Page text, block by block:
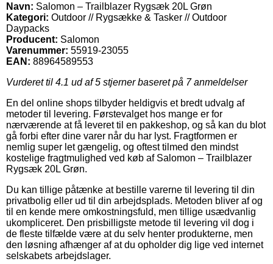
Navn: Salomon – Trailblazer Rygsæk 20L Grøn
Kategori: Outdoor // Rygsække & Tasker // Outdoor
Daypacks
Producent: Salomon
Varenummer: 55919-23055
EAN: 88964589553
Vurderet til 4.1 ud af 5 stjerner baseret på 7anmeldelser
En del online shops tilbyder heldigvis et bredt udvalg af
metoder til levering. Førstevalget hos mange er for
nærværende at få leveret til en pakkeshop, og så kan du blot
gå forbi efter dine varer når du har lyst. Fragtformen er
nemlig super let gængelig, og oftest tilmed den mindst
kostelige fragtmulighed ved køb af Salomon – Trailblazer
Rygsæk 20L Grøn.
Du kan tillige påtænke at bestille varerne til levering til din
privatbolig eller ud til din arbejdsplads. Metoden bliver af og
til en kende mere omkostningsfuld, men tillige usædvanlig
ukompliceret. Den prisbilligste metode til levering vil dog i
de fleste tilfælde være at du selv henter produkterne, men
den løsning afhænger af at du opholder dig lige ved internet
selskabets arbejdslager.